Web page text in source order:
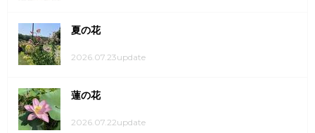
夏の花
2026.07.23update
蓮の花
2026.07.22update